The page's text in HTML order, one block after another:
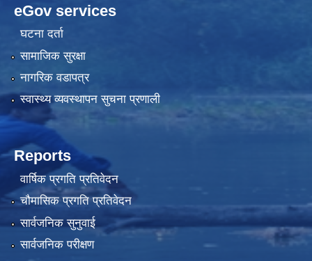
eGov services
घटना दर्ता
सामाजिक सुरक्षा
नागरिक वडापत्र
स्वास्थ्य व्यवस्थापन सुचना प्रणाली
Reports
वार्षिक प्रगति प्रतिवेदन
चौमासिक प्रगति प्रतिवेदन
सार्वजनिक सुनुवाई
सार्वजनिक परीक्षण